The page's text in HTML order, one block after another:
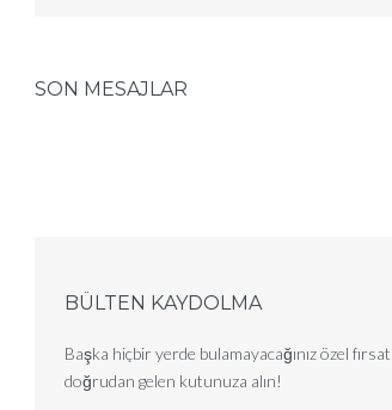
SON MESAJLAR
BÜLTEN KAYDOLMA
Başka hiçbir yerde bulamayacağınız özel
doğrudan gelen kutunuza alın!